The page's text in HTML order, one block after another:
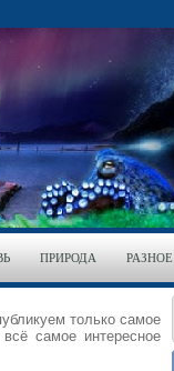
ПРИРОДА РАЗНОЕ
только самое
самое интересное